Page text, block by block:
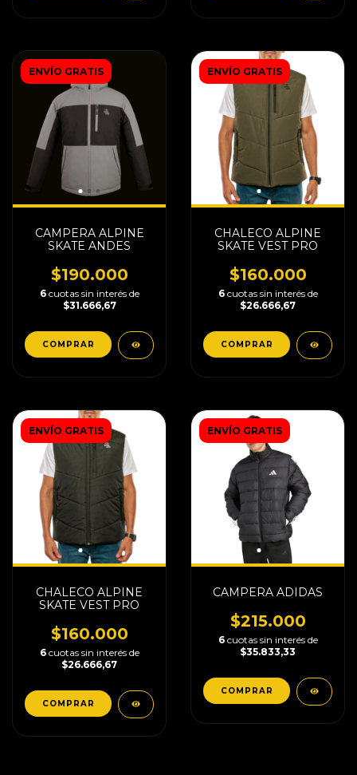
ENVÍO GRATIS
CAMPERA ALPINE
SKATE ANDES
$190.000
6 cuotas sin interés de
$31.666,67
COMPRAR
ENVÍO GRATIS
CHALECO ALPINE
SKATE VEST PRO
$160.000
6 cuotas sin interés de
$26.666,67
COMPRAR
ENVÍO GRATIS
CHALECO ALPINE
SKATE VEST PRO
$160.000
6 cuotas sin interés de
$26.666,67
COMPRAR
ENVÍO GRATIS
CAMPERA ADIDAS
$215.000
6 cuotas sin interés de
$35.833,33
COMPRAR